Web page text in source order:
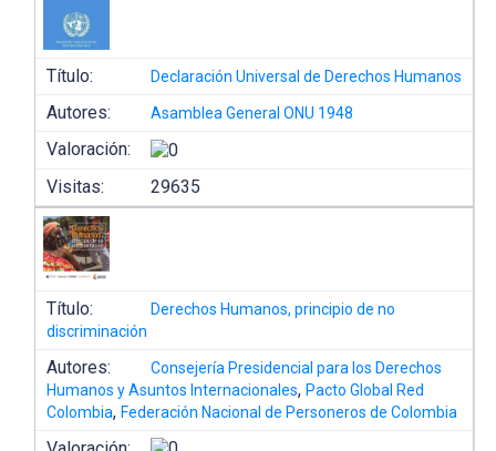
Título: Declaración Universal de Derechos Humanos
Autores: Asamblea General ONU 1948
Valoración:
Visitas:
29635
Título:
Derechos Humanos, principio de no
discriminación
Autores:
Consejería Presidencial para los Derechos
Humanos y Asuntos Internacionales,Pacto Global Red
Colombia,Federación Nacional de Personeros de Colombia